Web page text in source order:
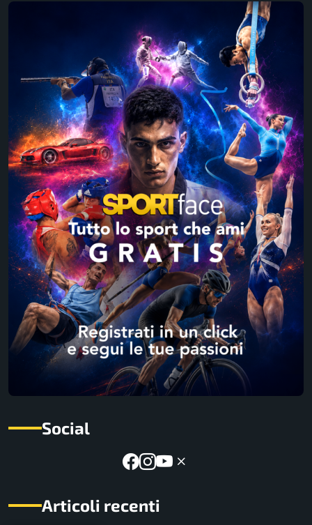
Social
Articoli recenti